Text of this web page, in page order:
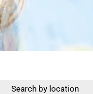
Search by location